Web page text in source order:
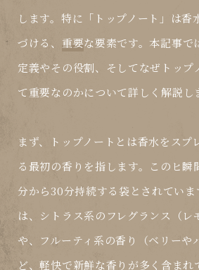
します。特に「トップノート」は香
づける、 重要な要素です。本記事で
定義やその役割、そしてなぜトップ
て重要なのかについて詳しく解説し
まず、トップノートとは香水をスプ
る最初の香りを指します。このヒ瞬
分から30分持続する袋とされていま
は、シトラス系のフレグランス（レ
や、フルーティ系の香り（ベリーや
ど、軽快で新鮮な香りが多く含まれ